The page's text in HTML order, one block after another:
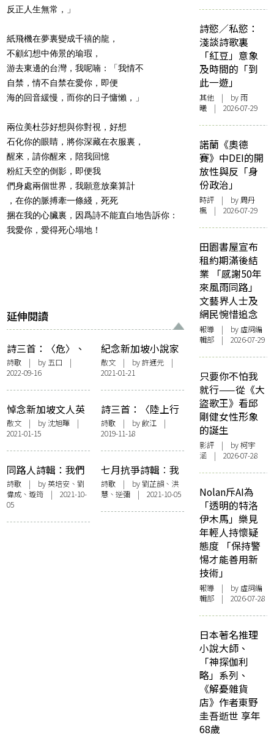
反正人生無常，」
紙飛機在夢裏變成千禧的龍，
不顧幻想中佈景的瑜瑕，
游去東邊的台灣，我呢喃：「我情不
自禁，情不自禁在愛你，即便
海的回音緩慢，而你的日子慵懶，」
兩位美杜莎好想與你對視，好想
石化你的眼睛，將你深藏在衣服裏，
醒來，請你醒來，陪我回憶
粉紅天空的倒影，即便我
們身處兩個世界，我願意放棄算計
，在你的脈搏牽一條綫，死死
捆在我的心臟裏，因爲詩不能直白地告訴你：
我愛你，愛得死心塌地！
延伸閱讀
詩三首：〈危〉、
〈細語〉、〈請
求〉
詩歌 | by 五口 |
2022-09-16
紀念新加坡小說家
英培安先生 與遺留
的新加坡人文風景
——草根書室
散文| by許通元|
2021-01-21
悼念新加坡文人英
培安先生
散文 | by 沈旭暉 |
2021-01-15
詩三首：〈陸上行
舟〉、〈奇跡集
一〉、〈排隊 買蛋
捲——讀黃燦然
《奇跡集》〉
詩歌| by飲江|
2019-11-18
同路人詩輯：我們
會一輩子遺憾／如
果我們沉默
詩歌 | by 英培安、劉
偉成、璇筠 | 2021-10-
05
七月抗爭詩輯︰我
們仍然會激動
詩歌| by 劉芷韻、洪
慧、逆彌 | 2021-10-05
詩慾／私慾：
淺談詩歌裏
「紅豆」意象
及時間的「到
此一遊」
其他 | by 雨
曦 | 2026-07-29
諾蘭《奧德
賽》中DEI的開
放性與反「身
份政治」
時評 | by周丹
楓 | 2026-07-29
田園書屋宣布
租約期滿後結
業 「感謝50年
來風雨同路」
文藝界人士及
網民惋惜追念
報導 | by 虛詞編
輯部 | 2026-07-29
只要你不怕我
就行——從《大
盜歌王》看邱
剛健女性形象
的誕生
影評 | by 柯宇
涵 | 2026-07-28
Nolan斥AI為
「透明的特洛
伊木馬」樂見
年輕人持懷疑
態度 「保持警
惕才能善用新
技術」
報導 | by 虛詞編
輯部 | 2026-07-28
日本著名推理
小說大師、
「神探伽利
略」系列、
《解憂雜貨
店》作者東野
圭吾逝世 享年
68歲